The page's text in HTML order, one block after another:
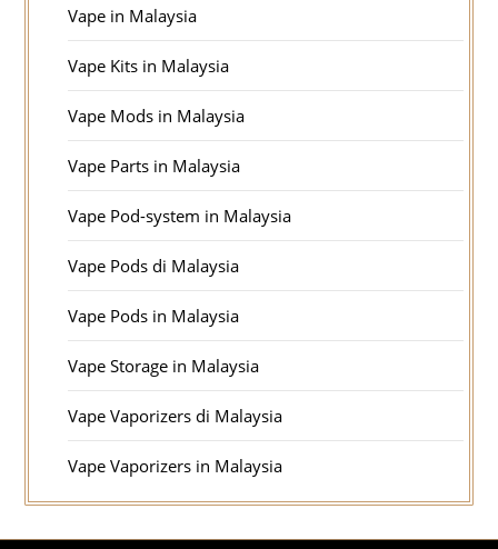
Vape in Malaysia
Vape Kits in Malaysia
Vape Mods in Malaysia
Vape Parts in Malaysia
Vape Pod-system in Malaysia
Vape Pods di Malaysia
Vape Pods in Malaysia
Vape Storage in Malaysia
Vape Vaporizers di Malaysia
Vape Vaporizers in Malaysia